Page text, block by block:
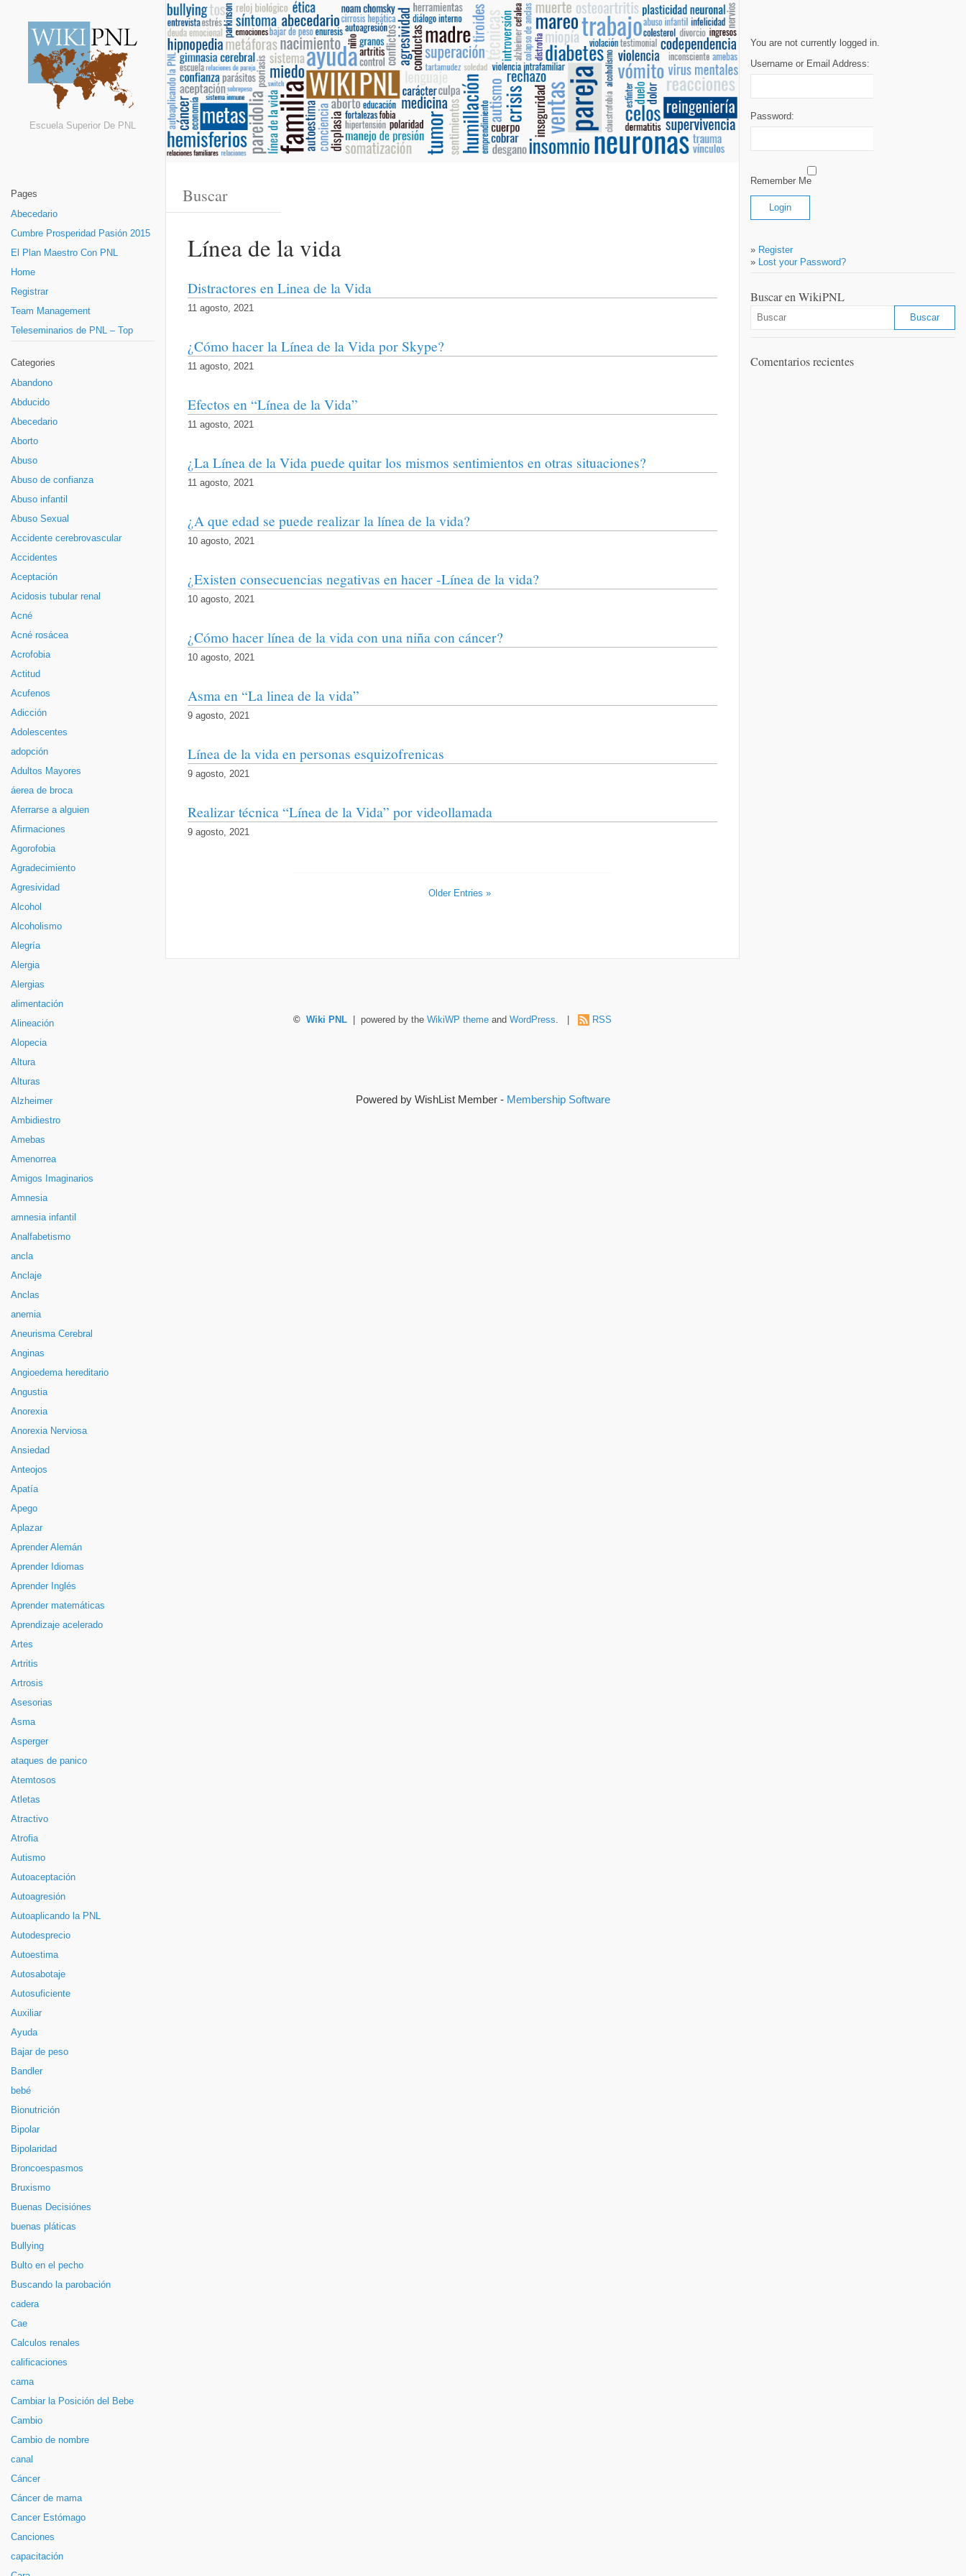
Escuela Superior De PNL
Pages
Abecedario
Cumbre Prosperidad Pasión 2015
El Plan Maestro Con PNL
Home
Registrar
Team Management
Teleseminarios de PNL – Top
Categories
Abandono
Abducido
Abecedario
Aborto
Abuso
Abuso de confianza
Abuso infantil
Abuso Sexual
Accidente cerebrovascular
Accidentes
Aceptación
Acidosis tubular renal
Acné
Acné rosácea
Acrofobia
Actitud
Acufenos
Adicción
Adolescentes
adopción
Adultos Mayores
áerea de broca
Aferrarse a alguien
Afirmaciones
Agorofobia
Agradecimiento
Agresividad
Alcohol
Alcoholismo
Alegría
Alergia
Alergias
alimentación
Alineación
Alopecia
Altura
Alturas
Alzheimer
Ambidiestro
Amebas
Amenorrea
Amigos Imaginarios
Amnesia
amnesia infantil
Analfabetismo
ancla
Anclaje
Anclas
anemia
Aneurisma Cerebral
Anginas
Angioedema hereditario
Angustia
Anorexia
Anorexia Nerviosa
Ansiedad
Anteojos
Apatía
Apego
Aplazar
Aprender Alemán
Aprender Idiomas
Aprender Inglés
Aprender matemáticas
Aprendizaje acelerado
Artes
Artritis
Artrosis
Asesorias
Asma
Asperger
ataques de panico
Atemtosos
Atletas
Atractivo
Atrofia
Autismo
Autoaceptación
Autoagresión
Autoaplicando la PNL
Autodesprecio
Autoestima
Autosabotaje
Autosuficiente
Auxiliar
Ayuda
Bajar de peso
Bandler
bebé
Bionutrición
Bipolar
Bipolaridad
Broncoespasmos
Bruxismo
Buenas Decisiónes
buenas pláticas
Bullying
Bulto en el pecho
Buscando la parobación
cadera
Cae
Calculos renales
calificaciones
cama
Cambiar la Posición del Bebe
Cambio
Cambio de nombre
canal
Cáncer
Cáncer de mama
Cancer Estómago
Canciones
capacitación
Línea de la vida
Distractores en Linea de la Vida
11 agosto, 2021
¿Cómo hacer la Línea de la Vida por Skype?
11 agosto, 2021
Efectos en “Línea de la Vida”
11 agosto, 2021
¿La Línea de la Vida puede quitar los mismos sentimientos en otras situaciones?
11 agosto, 2021
¿A que edad se puede realizar la línea de la vida?
10 agosto, 2021
¿Existen consecuencias negativas en hacer -Línea de la vida?
10 agosto, 2021
¿Cómo hacer línea de la vida con una niña con cáncer?
10 agosto, 2021
Asma en “La linea de la vida”
9 agosto, 2021
Línea de la vida en personas esquizofrenicas
9 agosto, 2021
Realizar técnica “Línea de la Vida” por videollamada
9 agosto, 2021
Older Entries »
You are not currently logged in.
Username or Email Address:
Password:
Remember Me
» Register
» Lost your Password?
Buscar en WikiPNL
Comentarios recientes
© Wiki PNL | powered by the WikiWP theme and WordPress. | RSS
Powered by WishList Member - Membership Software